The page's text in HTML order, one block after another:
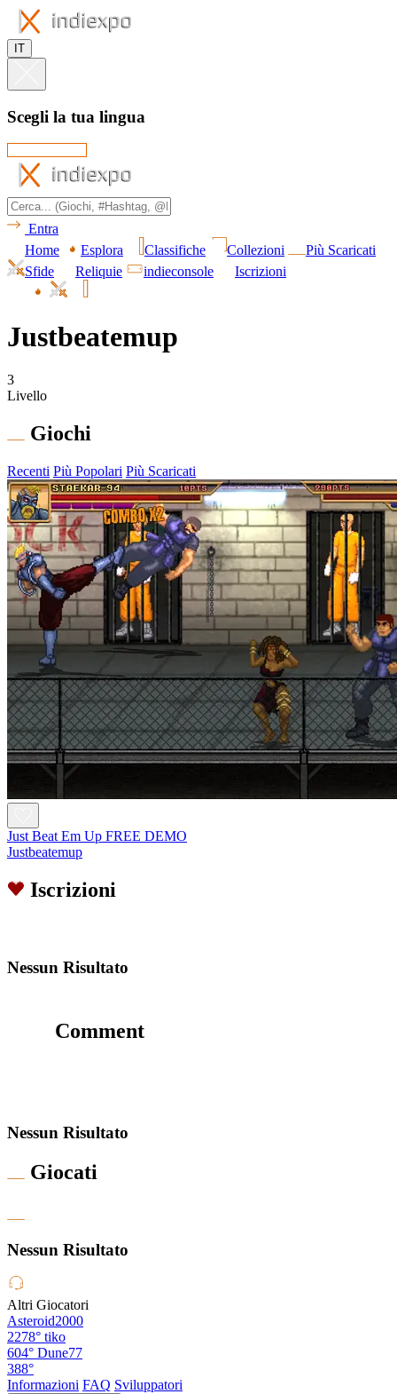
IT
Scegli la tua lingua
Entra
Home
Esplora Classifiche Collezioni
Più Scaricati
Sfide
Reliquie indieconsole Iscrizioni
Justbeatemup
3
Livello
Giochi
Recenti Più Popolari Più Scaricati
Just Beat Em Up FREE DEMO
Justbeatemup
Iscrizioni
Nessun Risultato
Comment
Nessun Risultato
Giocati
Nessun Risultato
Altri Giocatori
Asteroid2000
2278° tiko
604° Dune77
388°
Informazioni FAQ Sviluppatori